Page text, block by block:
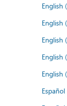
English
English
English
English
English